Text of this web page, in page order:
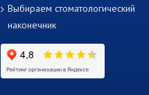
Выбираем стоматологический
наконечник